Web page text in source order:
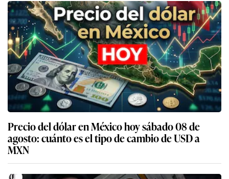
Precio del dólar en México hoy sábado 08 de
agosto: cuánto es el tipo de cambio de USD a
MXN